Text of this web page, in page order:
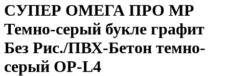
СУПЕР ОМЕГА ПРО MP
Темно-серый букле графит
Без Рис./ПВХ-Бетон темно-
серый OP-L4